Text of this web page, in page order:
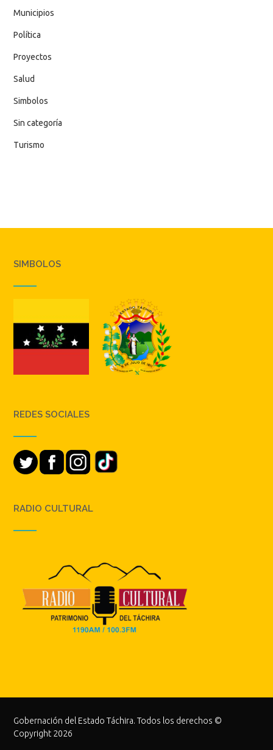
Municipios
Política
Proyectos
Salud
Simbolos
Sin categoría
Turismo
SIMBOLOS
REDES SOCIALES
RADIO CULTURAL
Gobernación del Estado Táchira. Todos los derechos ©
Copyright 2026